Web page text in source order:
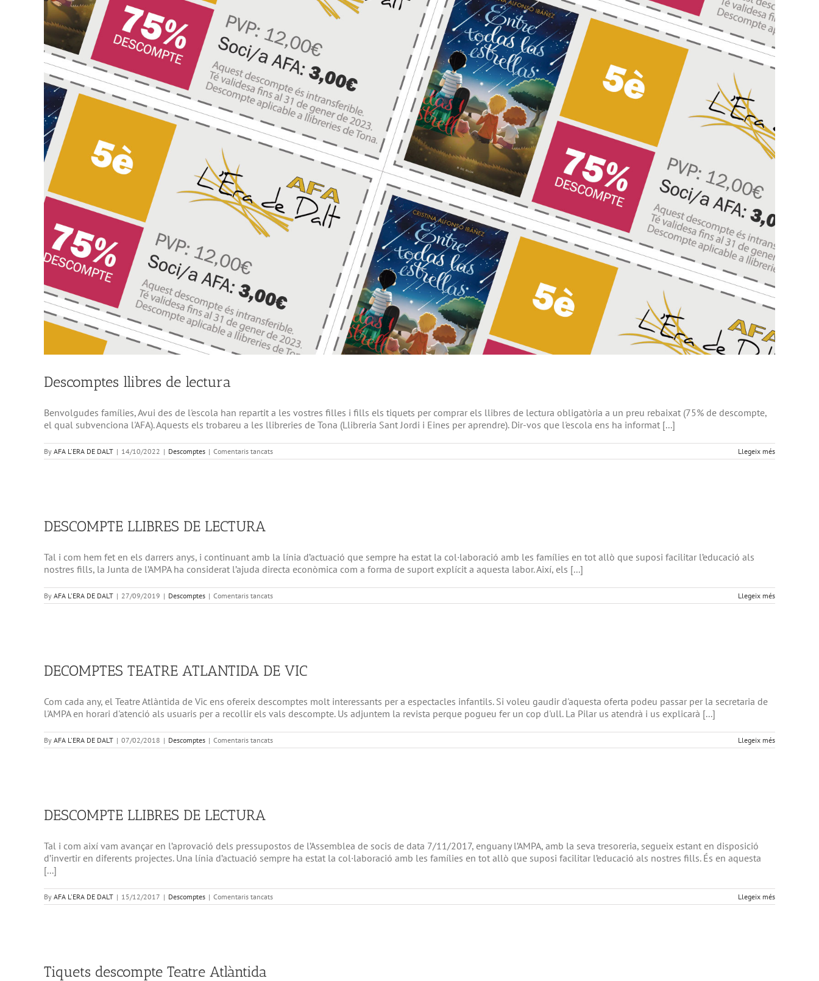
Descomptes llibres de lectura
Benvolgudes famílies, Avui des de l'escola han repartit a les vostres filles i fills els tiquets per comprar els llibres de lectura obligatòria a un preu rebaixat (75% de descompte,
el qual subvenciona l'AFA). Aquests els trobareu a les llibreries de Tona (Llibreria Sant Jordi i Eines per aprendre). Dir-vos que l'escola ens ha informat [...]
By AFA L'ERA DE DALT | 14/10/2022 | Descomptes | Comentaris tancatsa
Descomptes
Llegeix més
DESCOMPTE LLIBRES DE LECTURA
Tal i com hem fet en els darrers anys, i continuant amb la línia d’actuació que sempre ha estat la col·laboració amb les famílies en tot allò que suposi facilitar l’educació als
nostres fills, la Junta de l’AMPA ha considerat l’ajuda directa econòmica com a forma de suport explícit a aquesta labor. Així, els [...]
By AFA L'ERA DE DALT | 27/09/2019 | Descomptes | Comentaris tancatsa
DESCOMPTE
Llegeix més
DECOMPTES TEATRE ATLANTIDA DE VIC
Com cada any, el Teatre Atlàntida de Vic ens ofereix descomptes molt interessants per a espectacles infantils. Si voleu gaudir d'aquesta oferta podeu passar per la secretaria de
l'AMPA en horari d'atenció als usuaris per a recollir els vals descompte. Us adjuntem la revista perque pogueu fer un cop d'ull. La Pilar us atendrà i us explicarà [...]
By AFA L'ERA DE DALT | 07/02/2018 | Descomptes | Comentaris tancatsa
DECOMPTES
Llegeix més
DESCOMPTE LLIBRES DE LECTURA
Tal i com així vam avançar en l’aprovació dels pressupostos de l’Assemblea de socis de data 7/11/2017, enguany l’AMPA, amb la seva tresoreria, segueix estant en disposició
d’invertir en diferents projectes. Una línia d’actuació sempre ha estat la col·laboració amb les famílies en tot allò que suposi facilitar l’educació als nostres fills. És en aquesta
[...]
By AFA L'ERA DE DALT | 15/12/2017 | Descomptes | Comentaris tancatsa
DESCOMPTE
Llegeix més
Tiquets descompte Teatre Atlàntida